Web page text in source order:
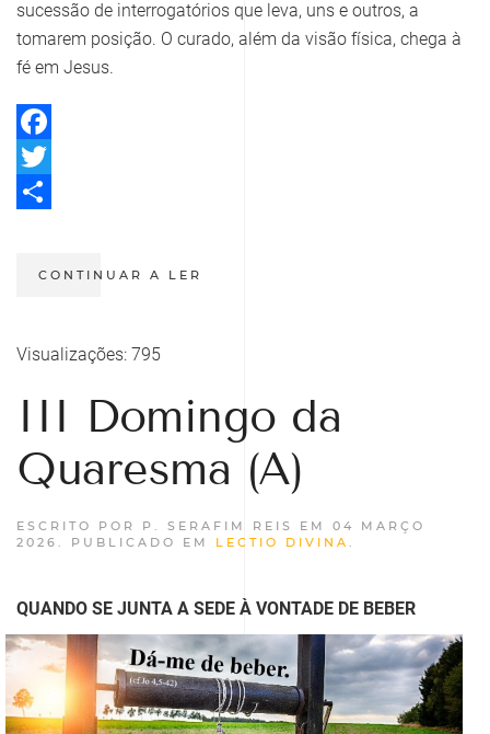
sucessão de interrogatórios que leva, uns e outros, a
tomarem posição. O curado, além da visão física, chega à
fé em Jesus.
Facebook
Twitter
CONTINUAR A LER
Visualizações: 795
III Domingo da
Quaresma (A)
ESCRITO POR P. SERAFIM REIS EM 04 MARÇO
2026
. PUBLICADO EM LECTIO DIVINA
QUANDO SE JUNTA A SEDE À VONTADE DE BEBER